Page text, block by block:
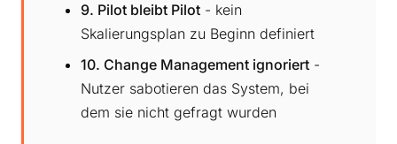
9. Pilot bleibt Pilot - kein
Skalierungsplan zu Beginn definiert
10. Change Management ignoriert -
Nutzer sabotieren das System, bei
dem sie nicht gefragt wurden